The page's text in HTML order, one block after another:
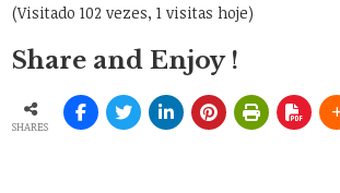
(Visitado 102 vezes, 1 visitas hoje)
Share and Enjoy !
SHARES